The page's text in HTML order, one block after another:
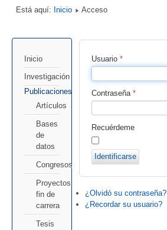
Está aquí: Inicio Acceso
Inicio
Investigación
Publicaciones
Artículos
Bases
de
datos
Congresos
Proyectos
fin de
carrera
Tesis
Usuario *
Contraseña*
Recuérdeme
Identificarse
¿Olvidó su contraseña?
¿Recordar su usuario?